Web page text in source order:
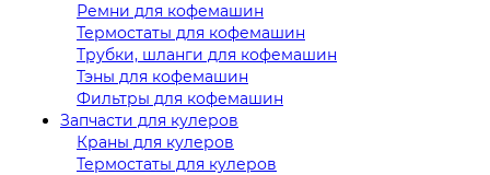
Ремни для кофемашин
Термостаты для кофемашин
Трубки, шланги для кофемашин
Тэны для кофемашин
Фильтры для кофемашин
Запчасти для кулеров
Краны для кулеров
Термостаты для кулеров